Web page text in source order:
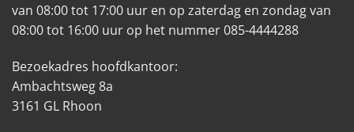
van 08:00 tot 17:00 uur en op zaterdag en zondag van
08:00 tot 16:00 uur op het nummer 085-4444288
Bezoekadres hoofdkantoor:
Ambachtsweg 8a
3161 GL Rhoon